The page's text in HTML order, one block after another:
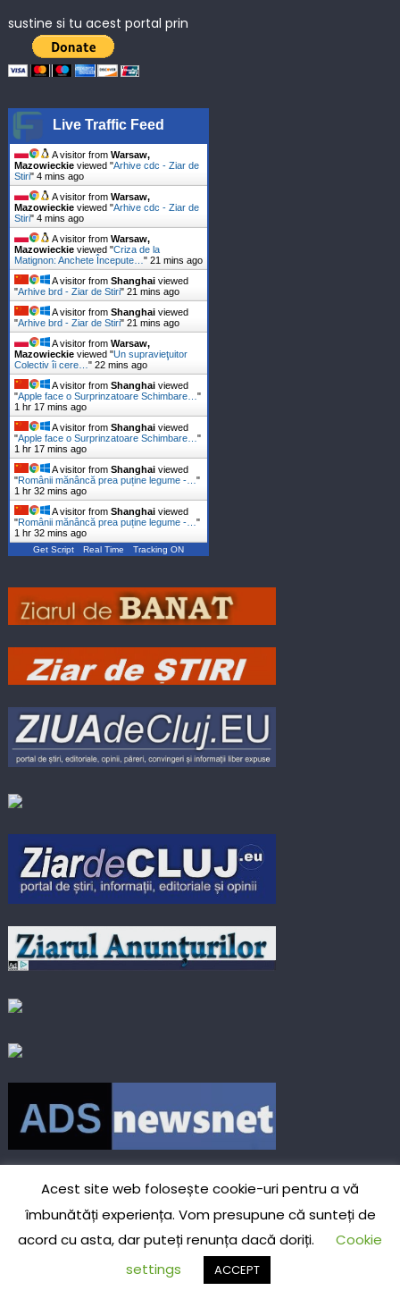
sustine si tu acest portal prin
Live Traffic Feed
A visitor from Warsaw,
Mazowieckieviewed "Arhive cdc - Ziar de
Stiri" 4 mins ago
A visitor from Warsaw,
Mazowieckieviewed "Arhive cdc - Ziar de
Stiri" 4 mins ago
A visitor from Warsaw,
Mazowieckieviewed "Criza de la
Matignon: Anchete Începute… " 21 mins ago
A visitor from Shanghaiviewed
"Arhive brd - Ziar de Stiri" 21 mins ago
A visitor from Shanghaiviewed
"Arhive brd - Ziar de Stiri" 21 mins ago
A visitor from Warsaw,
Mazowieckieviewed "Un supravieţuitor
Colectiv îi cere… " 22 mins ago
A visitor from Shanghaiviewed
"Apple face o Surprinzatoare Schimbare… "
1 hr 17 mins ago
A visitor from Shanghaiviewed
"Apple face o Surprinzatoare Schimbare… "
1 hr 17 mins ago
A visitor from Shanghaiviewed
"Românii mănâncă prea puține legume -… "
1 hr 32 mins ago
A visitor from Shanghaiviewed
"Românii mănâncă prea puține legume -… "
1 hr 32 mins ago
Get Script Real Time Tracking ON
Acest site web folosește cookie-uri pentru a vă
îmbunătăți experiența. Vom presupune că sunteți de
acord cu asta, dar puteți renunța dacă doriți.
Cookie
settings
ACCEPT